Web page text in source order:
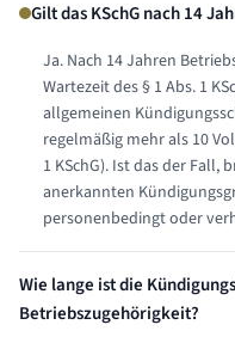
Gilt das KSchG nach 14
Ja. Nach 14 Jahren
Wartezeit des § 1 Abs. 1
allgemeinen
regelmäßig mehr als 10
1 KSchG). Ist das der Fall,
anerkannten
personenbedingt oder
Wie lange ist die
Betriebszugehörigkeit?